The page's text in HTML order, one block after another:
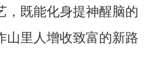
，既能化身提神醒脑的
山里人增收致富的新路